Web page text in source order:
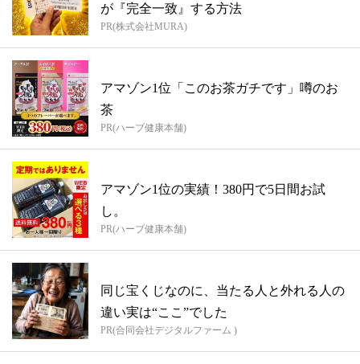
が『完全一致』する方法
PR(株式会社MURA)
アマゾン1位「このお茶ガチです」噂のお
茶
PR(ハーブ健康本舗)
アマゾン1位の実績！380円で5日間お試
し。
PR(ハーブ健康本舗)
同じ宝くじなのに、当たる人と外れる人の
違い実は“ここ”でした
PR(合同会社デジタルファーム )